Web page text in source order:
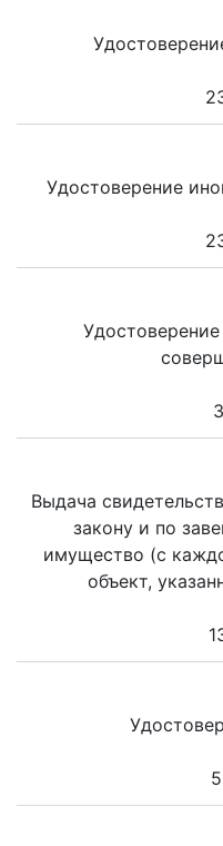
Удостоверение
Удостоверение
Выдача
закону и по
имущество (с
объект,